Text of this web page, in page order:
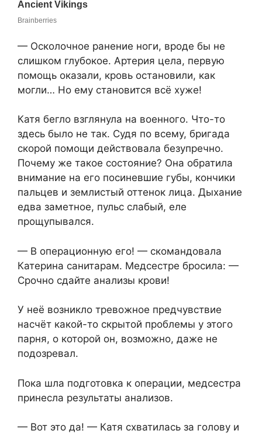
— Осколочное ранение ноги, вроде бы не
слишком глубокое. Артерия цела, первую
помощь оказали, кровь остановили, как
могли… Но ему становится всё хуже!
Катя бегло взглянула на военного. Что-то
здесь было не так. Судя по всему, бригада
скорой помощи действовала безупречно.
Почему же такое состояние? Она обратила
внимание на его посиневшие губы, кончики
пальцев и землистый оттенок лица. Дыхание
едва заметное, пульс слабый, еле
прощупывался.
— В операционную его! — скомандовала
Катерина санитарам. Медсестре бросила: —
Срочно сдайте анализы крови!
У неё возникло тревожное предчувствие
насчёт какой-то скрытой проблемы у этого
парня, о которой он, возможно, даже не
подозревал.
Пока шла подготовка к операции, медсестра
принесла результаты анализов.
— Вот это да! — Катя схватилась за голову и